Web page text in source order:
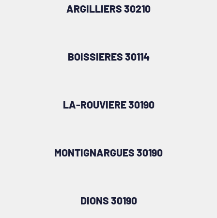
ARGILLIERS 30210
BOISSIERES 30114
LA-ROUVIERE 30190
MONTIGNARGUES 30190
DIONS 30190